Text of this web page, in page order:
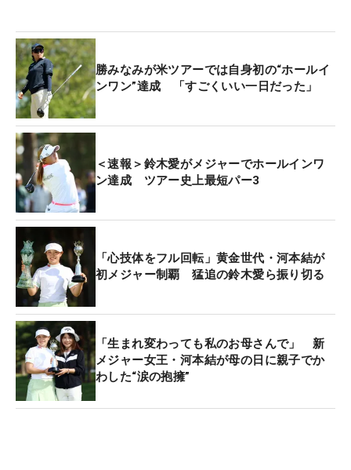
勝みなみが米ツアーでは自身初の“ホールイ
ンワン”達成 「すごくいい一日だった」
＜速報＞鈴木愛がメジャーでホールインワ
ン達成 ツアー史上最短パー3
「心技体をフル回転」黄金世代・河本結が
初メジャー制覇 猛追の鈴木愛ら振り切る
「生まれ変わっても私のお母さんで」 新
メジャー女王・河本結が母の日に親子でか
わした“涙の抱擁”